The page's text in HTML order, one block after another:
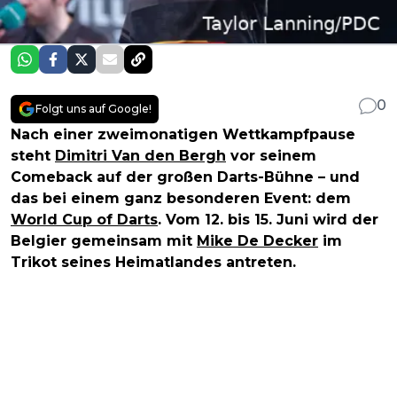
Folgt uns auf Google!
0
Nach einer zweimonatigen Wettkampfpause
steht Dimitri Van den Bergh vor seinem
Comeback auf der großen Darts-Bühne – und
das bei einem ganz besonderen Event: dem
World Cup of Darts. Vom 12. bis 15. Juni wird der
Belgier gemeinsam mit Mike De Decker im
Trikot seines Heimatlandes antreten.